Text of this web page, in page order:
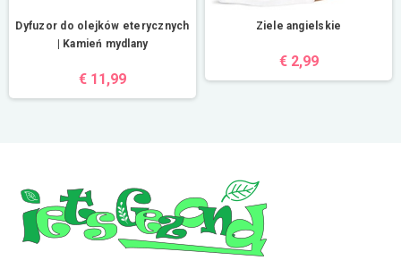
Dyfuzor do olejków eterycznych
| Kamień mydlany
€ 11,99
Ziele angielskie
€ 2,99